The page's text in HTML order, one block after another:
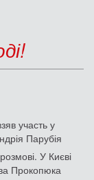
участь у
Парубія
У Києві
Прокопюка